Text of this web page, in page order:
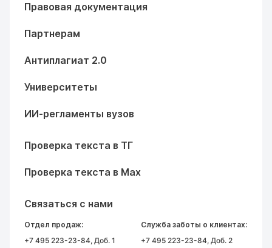
Правовая документация
Партнерам
Антиплагиат 2.0
Университеты
ИИ-регламенты вузов
Проверка текста в ТГ
Проверка текста в Max
Связаться с нами
Отдел продаж:
+7 495 223-23-84, Доб. 1
Служба заботы о клиентах:
+7 495 223-23-84, Доб. 2